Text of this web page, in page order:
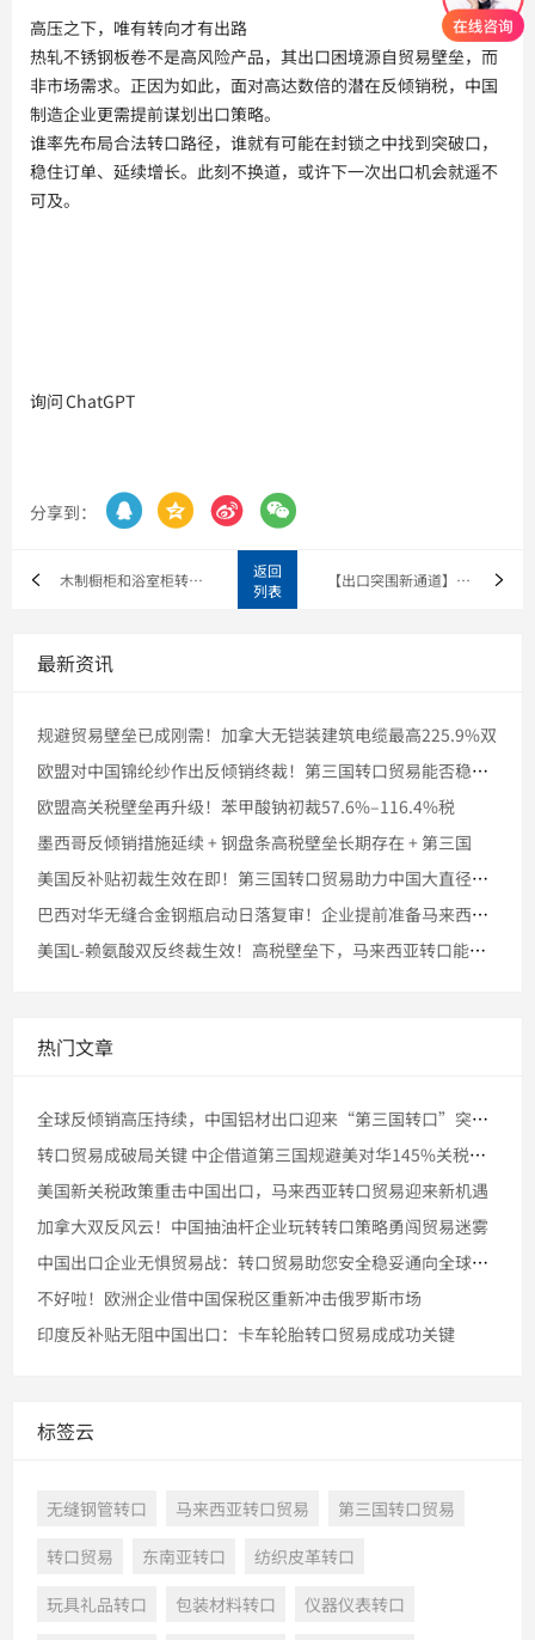
高压之下，唯有转向才有出路
热轧不锈钢板卷不是高风险产品，其出口困境源自贸易壁垒，而
非市场需求。正因为如此，面对高达数倍的潜在反倾销税，中国
制造企业更需提前谋划出口策略。
谁率先布局合法转口路径，谁就有可能在封锁之中找到突破口，
稳住订单、延续增长。此刻不换道，或许下一次出口机会就遥不
可及。
询问 ChatGPT
分享到：    
木制橱柜和浴室柜转口出口成趋势，美国反倾销税压垮谁还不懂变通
返回
列表
【出口突围新通道】香兰素遭遇美方重税封锁，企业如何用马来西亚
最新资讯
规避贸易壁垒已成刚需！加拿大无铠装建筑电缆最高225.9%双
欧盟对中国锦纶纱作出反倾销终裁！第三国转口贸易能否稳住市场份
欧盟高关税壁垒再升级！苯甲酸钠初裁57.6%–116.4%税
墨西哥反倾销措施延续 + 钢盘条高税壁垒长期存在 + 第三国
美国反补贴初裁生效在即！第三国转口贸易助力中国大直径石墨电极
巴西对华无缝合金钢瓶启动日落复审！企业提前准备马来西亚转口的
美国L-赖氨酸双反终裁生效！高税壁垒下，马来西亚转口能否稳住
热门文章
全球反倾销高压持续，中国铝材出口迎来“第三国转口”突破窗口
转口贸易成破局关键 中企借道第三国规避美对华145%关税壁垒
美国新关税政策重击中国出口，马来西亚转口贸易迎来新机遇
加拿大双反风云！中国抽油杆企业玩转转口策略勇闯贸易迷雾
中国出口企业无惧贸易战：转口贸易助您安全稳妥通向全球市场
不好啦！欧洲企业借中国保税区重新冲击俄罗斯市场
印度反补贴无阻中国出口：卡车轮胎转口贸易成成功关键
标签云
无缝钢管转口 马来西亚转口贸易
第三国转口贸易
转口贸易
东南亚转口
纺织皮革转口
玩具礼品转口
包装材料转口 仪器仪表转口